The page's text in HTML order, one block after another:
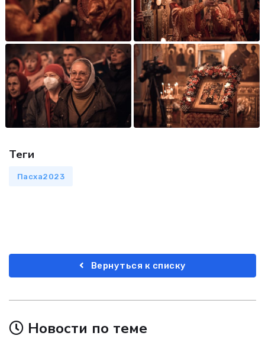
Теги
Пасха2023
Вернуться к списку
Новости по теме